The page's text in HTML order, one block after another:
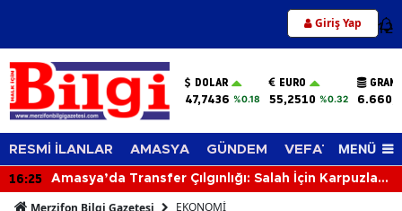
Giriş Yap 12
DOLAR
47,7436 %0.18
EURO
55,2510 %0.32
RESMİ İLANLAR AMASYA GÜNDEM VEFAT EDENLER
MENÜ
16:25
Amasya’da Transfer Çılgınlığı: Salah İçin Karpuzlar
Merzifon Bilgi Gazetesi EKONOMİ